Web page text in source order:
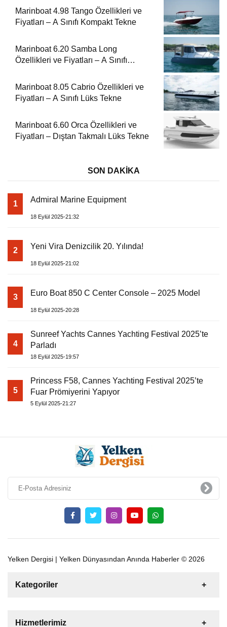
Marinboat 4.98 Tango Özellikleri ve
Fiyatları – A Sınıfı Kompakt Tekne
Marinboat 6.20 Samba Long
Özellikleri ve Fiyatları – A Sınıfı
Marinboat 8.05 Cabrio Özellikleri ve
Fiyatları – A Sınıfı Lüks Tekne
Marinboat 6.60 Orca Özellikleri ve
Fiyatları – Dıştan Takmalı Lüks Tekne
SON DAKİKA
1 Admiral Marine Equipment
18 Eylül 2025-21:32
2 Yeni Vira Denizcilik 20. Yılında!
18 Eylül 2025-21:02
3 Euro Boat 850 C Center Console – 2025 Model
18 Eylül 2025-20:28
4
Sunreef Yachts Cannes Yachting Festival 2025’te
Parladı
18 Eylül 2025-19:57
5
Princess F58, Cannes Yachting Festival 2025’te
Fuar Prömiyerini Yapıyor
5 Eylül 2025-21:27
Yelken Dergisi | Yelken Dünyasından Anında Haberler © 2026
Kategoriler
Tekne
Hizmetlerimiz